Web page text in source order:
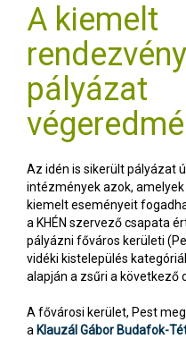
A kiemelt
rendezvény
pályázat
Az idén is sikerült pályázat
intézmények azok,
kiemelt eseményeit
a KHÉN szervező csapata
pályázni főváros kerületi
vidéki kistelepülés
alapján a zsűri a következő
A fővárosi kerület, Pest
a Klauzál Gábor Budafok-